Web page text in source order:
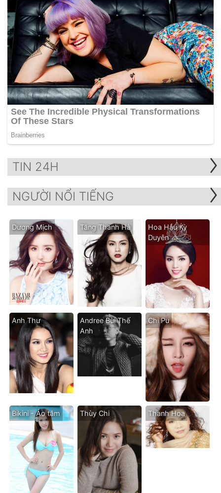
TIN 24H
NGƯỜI NỔI TIẾNG
Dương Mịch Tăng Thanh Hà
Hoa Hậu Kỳ
Duyên
Anh Thư
Andree Bùi Thế
Anh
Chi Pu
Bikini - Áo tăm Thùy Chi Thanh Hoa